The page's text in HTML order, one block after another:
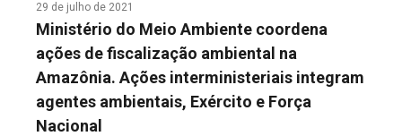
29 de julho de 2021
Ministério do Meio Ambiente coordena
ações de fiscalização ambiental na
Amazônia. Ações interministeriais integram
agentes ambientais, Exército e Força
Nacional